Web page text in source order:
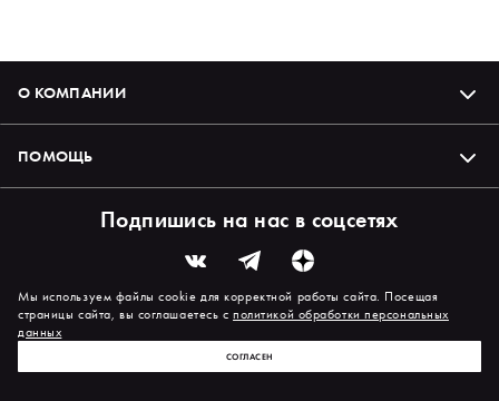
О КОМПАНИИ
ПОМОЩЬ
Подпишись на нас в соцсетях
Мы используем файлы cookie для корректной работы сайта. Посещая
страницы сайта, вы соглашаетесь сполитикой обработки персональных
данных
СОГЛАСЕН